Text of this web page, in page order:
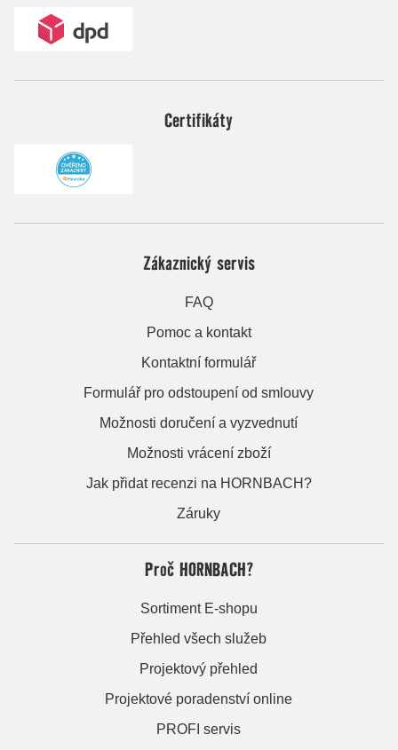
Certifikáty
Zákaznický servis
FAQ
Pomoc a kontakt
Kontaktní formulář
Formulář pro odstoupení od smlouvy
Možnosti doručení a vyzvednutí
Možnosti vrácení zboží
Jak přidat recenzi na HORNBACH?
Záruky
Proč HORNBACH?
Sortiment E-shopu
Přehled všech služeb
Projektový přehled
Projektové poradenství online
PROFI servis